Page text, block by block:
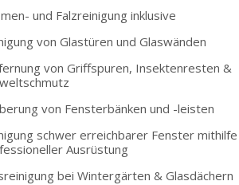
und Falzreinigung inklusive
von Glastüren und Glaswänden
von Griffspuren, Insektenresten &
von Fensterbänken und -leisten
schwer erreichbarer Fenster mithilfe
Ausrüstung
bei Wintergärten & Glasdächern